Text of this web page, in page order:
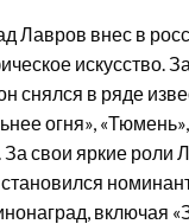
Лавров внес в
искусство.
снялся в ряде
огня»,
За свои яркие роли
включая